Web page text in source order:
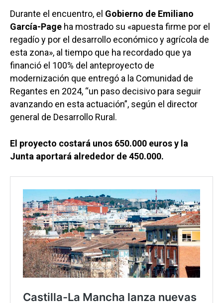
Durante el encuentro, el Gobierno de Emiliano
García-Page ha mostrado su «apuesta firme por el
regadío y por el desarrollo económico y agrícola de
esta zona», al tiempo que ha recordado que ya
financió el 100% del anteproyecto de
modernización que entregó a la Comunidad de
Regantes en 2024, “un paso decisivo para seguir
avanzando en esta actuación”, según el director
general de Desarrollo Rural.
El proyecto costará unos 650.000 euros y la
Junta aportará alrededor de 450.000.